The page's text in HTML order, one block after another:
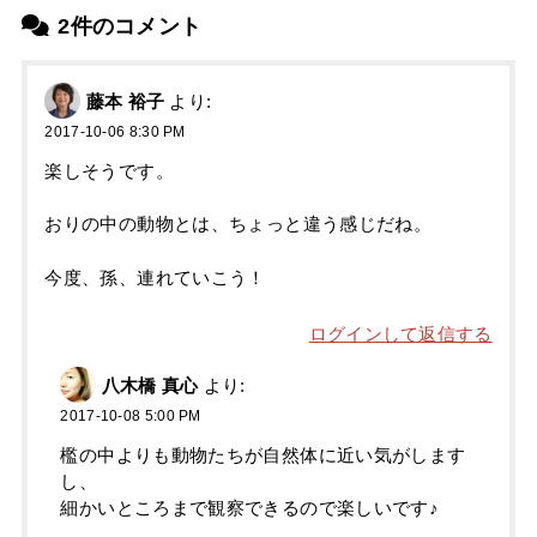
2件のコメント
藤本 裕子 より:
2017-10-06 8:30 PM
楽しそうです。
おりの中の動物とは、ちょっと違う感じだね。
今度、孫、連れていこう！
ログインして返信する
八木橋 真心 より:
2017-10-08 5:00 PM
檻の中よりも動物たちが自然体に近い気がします
し、
細かいところまで観察できるので楽しいです♪